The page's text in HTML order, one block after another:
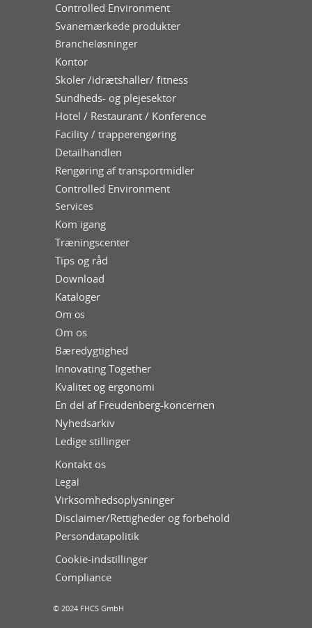
Controlled Environment
Svanemærkede produkter
Brancheløsninger
Kontor
Skoler /idrætshaller/ fitness
Sundheds- og plejesektor
Hotel / Restaurant / Konference
Facility / trapperengøring
Detailhandlen
Rengøring af transportmidler
Controlled Environment
Services
Kom igang
Træningscenter
Tips og råd
Download
Kataloger
Om os
Om os
Bæredygtighed
Innovating Together
Kvalitet og ergonomi
En del af Freudenberg-koncernen
Nyhedsarkiv
Ledige stillinger
Kontakt os
Legal
Virksomhedsoplysninger
Disclaimer/Rettigheder og forbehold
Persondatapolitik
Cookie-indstillinger
Compliance
© 2024 FHCS GmbH